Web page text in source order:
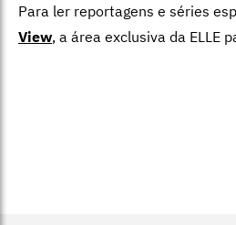
Para ler reportagens e séries
View, a área exclusiva da ELLE